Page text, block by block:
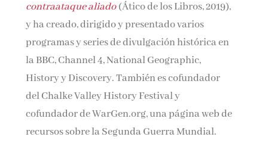
contraataque aliado(Ático de los Libros, 2019),
y ha creado, dirigido y presentado varios
programas y series de divulgación histórica en
la BBC, Channel 4, National Geographic,
History y Discovery. También es cofundador
del Chalke Valley History Festival y
cofundador de WarGen.org, una página web de
recursos sobre la Segunda Guerra Mundial.